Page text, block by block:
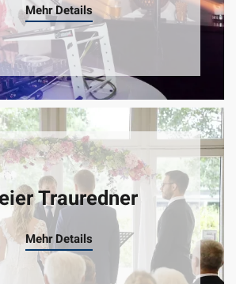
Mehr Details
Trauredner
Mehr Details